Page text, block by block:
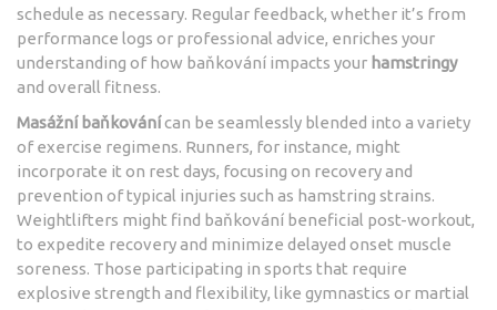
schedule as necessary. Regular feedback, whether it’s from
performance logs or professional advice, enriches your
understanding of how baňkování impacts your hamstringy
and overall fitness.
Masážní baňkovánícan be seamlessly blended into a variety
of exercise regimens. Runners, for instance, might
incorporate it on rest days, focusing on recovery and
prevention of typical injuries such as hamstring strains.
Weightlifters might find baňkování beneficial post-workout,
to expedite recovery and minimize delayed onset muscle
soreness. Those participating in sports that require
explosive strength and flexibility, like gymnastics or martial